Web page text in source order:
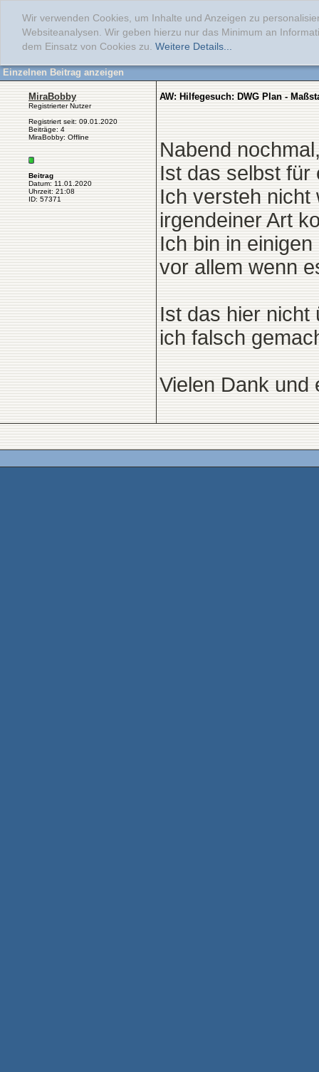
Wir verwenden Cookies, um Inhalte und Anzeigen zu
Websiteanalysen. Wir geben hierzu nur das Minimum an
dem Einsatz von Cookies zu. Weitere Details...
Einzelnen Beitrag anzeigen
MiraBobby
Registrierter Nutzer
Registriert seit: 09.01.2020
Beiträge: 4
MiraBobby: Offline
Beitrag
Datum: 11.01.2020
Uhrzeit: 21:08
ID: 57371
AW: Hilfegesuch: DWG Plan -
Nabend
Ist das selbst für
Ich versteh nicht
irgendeiner Art
Ich bin in
vor allem wenn
Ist das hier nicht
ich falsch
Vielen Dank und